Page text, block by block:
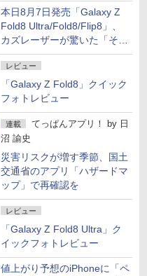
本日8月7日発売「Galaxy Z
Fold8 Ultra/Fold8/Flip8」、
カズレーザーが驚いた「そば
屋のメニュー並みの薄さ」
レビュー
「Galaxy Z Fold8」クイック
フォトレビュー
連載 てっぱんアプリ！ by 日
沼 諭史
災害リスクが増す季節、国土
交通省のアプリ「ハザードマ
ップ」で再確認を
レビュー
「Galaxy Z Fold8 Ultra」ク
イックフォトレビュー
値上がり予想のiPhoneに「ペ